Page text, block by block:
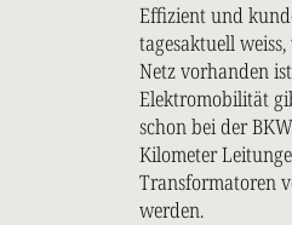
Effizient und
tagesaktuell
Netz vorhanden
Elektromobilität
schon bei der
Kilometer
Transformatoren
werden.